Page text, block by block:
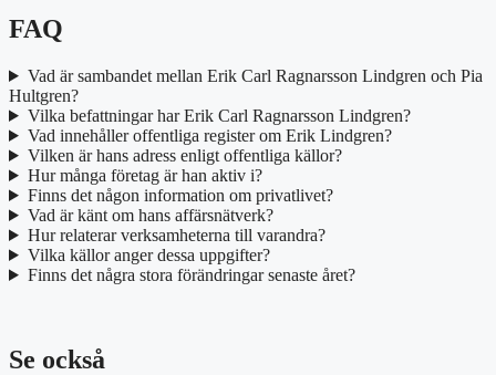
FAQ
Vad är sambandet mellan Erik Carl Ragnarsson Lindgren och Pia
Hultgren?
Vilka befattningar har Erik Carl Ragnarsson Lindgren?
Vad innehåller offentliga register om Erik Lindgren?
Vilken är hans adress enligt offentliga källor?
Hur många företag är han aktiv i?
Finns det någon information om privatlivet?
Vad är känt om hans affärsnätverk?
Hur relaterar verksamheterna till varandra?
Vilka källor anger dessa uppgifter?
Finns det några stora förändringar senaste året?
Se också